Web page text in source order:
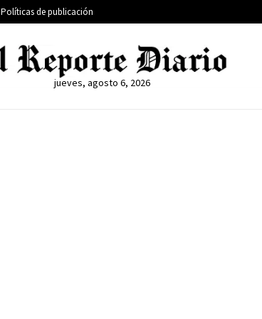
Políticas de publicación
jueves, agosto 6, 2026